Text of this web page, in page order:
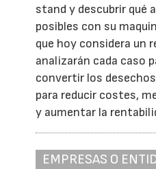
stand y descubrir qué
posibles con su
que hoy considera un
analizarán cada caso
convertir los
para reducir costes,
y aumentar la
EMPRESAS O